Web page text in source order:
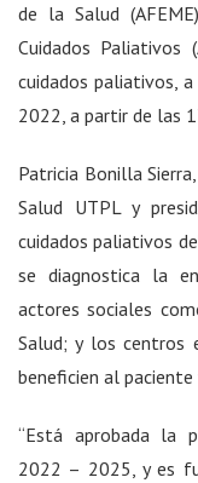
de la Salud
Cuidados Paliativos
cuidados paliativos,
2022, a partir de las
Patricia Bonilla
Salud UTPL y
cuidados paliativos
se diagnostica la
actores sociales
Salud; y los centros
beneficien al
“Está aprobada la
2022 – 2025, y es